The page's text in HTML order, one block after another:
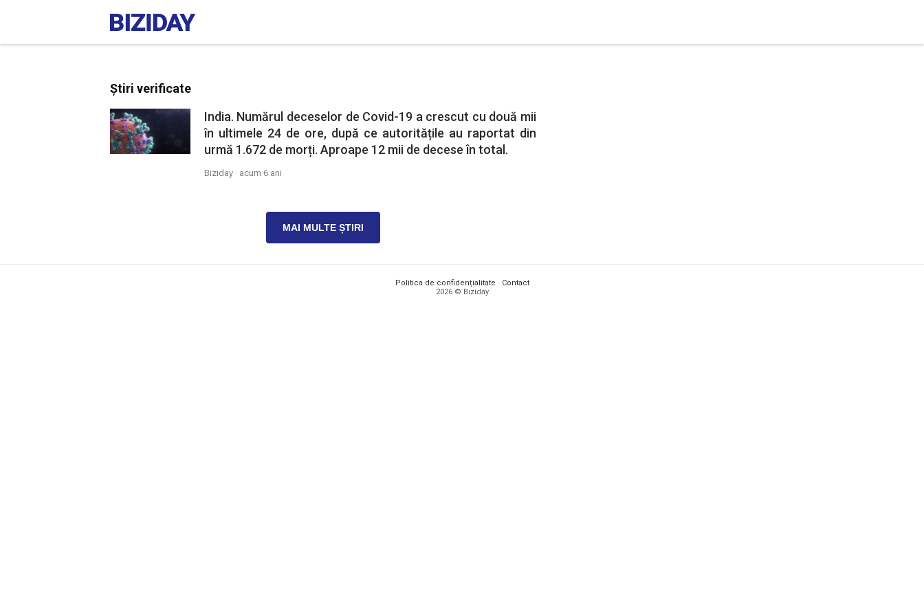
Știri verificate
India. Numărul deceselor de Covid-19 a crescut cu două mii
în ultimele 24 de ore, după ce autoritățile au raportat din
urmă 1.672 de morți. Aproape 12 mii de decese în total.
Biziday · acum 6 ani
MAI MULTE ȘTIRI
Politica de confidențialitate · Contact
2026 © Biziday